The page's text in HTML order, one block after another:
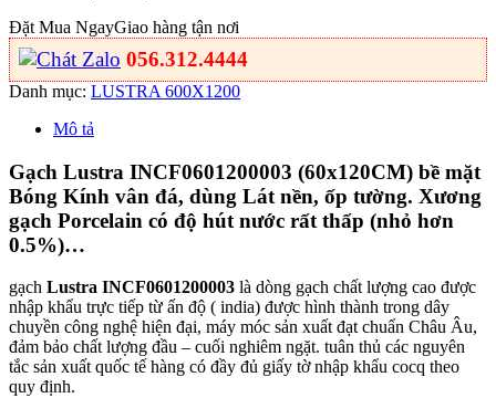
Đặt Mua NgayGiao hàng tận nơi
056.312.4444
Danh mục: LUSTRA 600X1200
Mô tả
Gạch Lustra INCF0601200003 (60x120CM) bề mặt
Bóng Kính vân đá, dùng Lát nền, ốp tường. Xương
gạch Porcelain có độ hút nước rất thấp (nhỏ hơn
0.5%)…
gạch Lustra INCF0601200003 là dòng gạch chất lượng cao được
nhập khẩu trực tiếp từ ấn độ ( india) được hình thành trong dây
chuyền công nghệ hiện đại, máy móc sản xuất đạt chuẩn Châu Âu,
đảm bảo chất lượng đầu – cuối nghiêm ngặt. tuân thủ các nguyên
tắc sản xuất quốc tế hàng có đầy đủ giấy tờ nhập khẩu cocq theo
quy định.